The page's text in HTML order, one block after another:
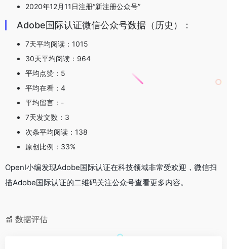
2020年12月11日注册“新注册公众号”
Adobe国际认证微信公众号数据（历史）：
7天平均阅读：1015
30天平均阅读：964
平均点赞：5
平均在看：4
平均留言：-
7天发文数：3
次条平均阅读：138
原创比例：33%
OpenI小编发现Adobe国际认证在科技领域非常受欢迎，微信扫
描Adobe国际认证的二维码关注公众号查看更多内容。
数据评估